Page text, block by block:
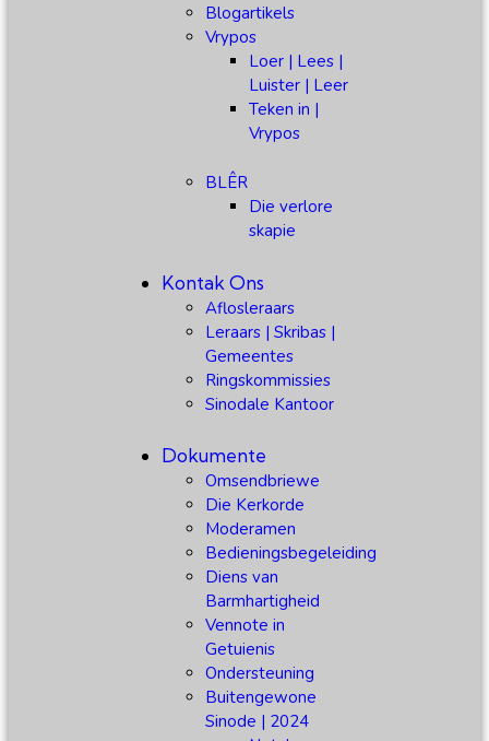
Blogartikels
Vrypos
Loer | Lees |
Luister | Leer
Teken in |
Vrypos
BLÊR
Die verlore
skapie
Kontak Ons
Aflosleraars
Leraars | Skribas |
Gemeentes
Ringskommissies
Sinodale Kantoor
Dokumente
Omsendbriewe
Die Kerkorde
Moderamen
Bedieningsbegeleiding
Diens van
Barmhartigheid
Vennote in
Getuienis
Ondersteuning
Buitengewone
Sinode | 2024